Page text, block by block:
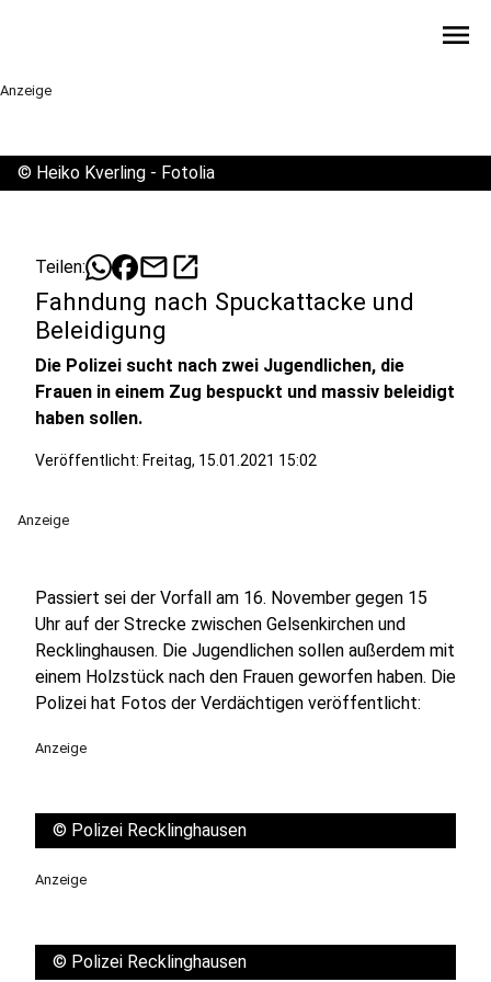
menu
Anzeige
© Heiko Kverling - Fotolia
Teilen: mailopen_in_new
Fahndung nach Spuckattacke und
Beleidigung
Die Polizei sucht nach zwei Jugendlichen, die
Frauen in einem Zug bespuckt und massiv beleidigt
haben sollen.
Veröffentlicht: Freitag, 15.01.2021 15:02
Anzeige
Passiert sei der Vorfall am 16. November gegen 15
Uhr auf der Strecke zwischen Gelsenkirchen und
Recklinghausen. Die Jugendlichen sollen außerdem mit
einem Holzstück nach den Frauen geworfen haben. Die
Polizei hat Fotos der Verdächtigen veröffentlicht:
Anzeige
© Polizei Recklinghausen
Anzeige
© Polizei Recklinghausen